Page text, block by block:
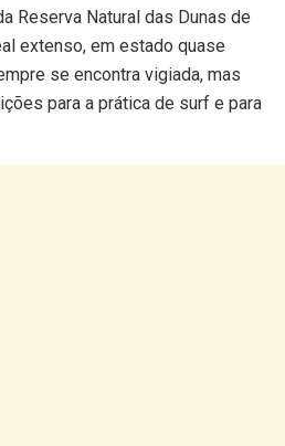
Reserva Natural das Dunas de
extenso, em estado quase
se encontra vigiada, mas
para a prática de surf e para